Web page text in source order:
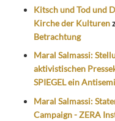
Kitsch und Tod und
Kirche der Kulturen
Betrachtung
Maral Salmassi:
aktivistischen
SPIEGEL ein
Maral Salmassi:
Campaign - ZERA